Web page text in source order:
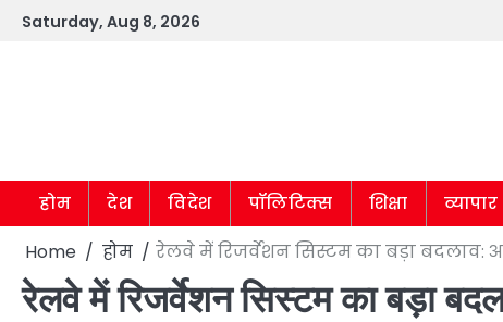
SkipSaturday, Aug 8, 2026
होम देश विदेश पॉलिटिक्स शिक्षा व्यापार
Home होम रेलवे में रिजर्वेशन सिस्टम का बड़ा बदलाव:
रेलवे में रिजर्वेशन सिस्टम का बड़ा